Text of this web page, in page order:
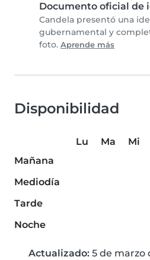
Documento oficial de
Candela presentó una
gubernamental y
foto. Aprende más
Disponibilidad
Lu Ma Mi
Mañana
Mediodía
Tarde
Noche
Actualizado: 5 de marzo